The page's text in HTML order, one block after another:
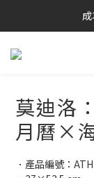
莫迪洛
月曆×
．產品編號：